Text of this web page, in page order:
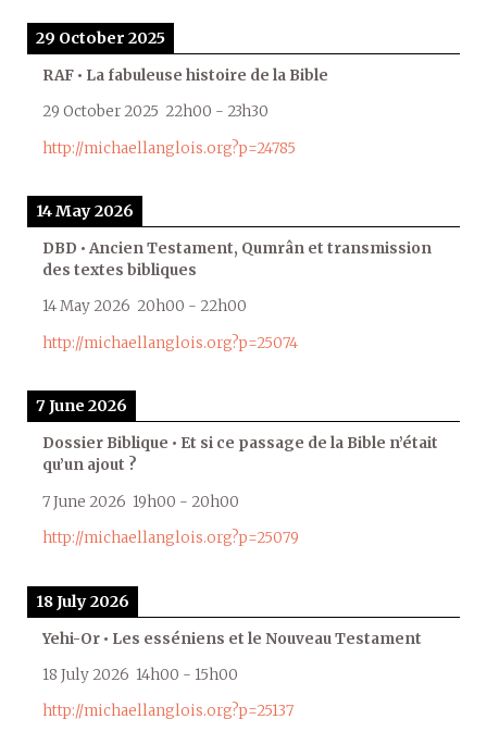
29 October 2025
RAF • La fabuleuse histoire de la Bible
29 October 2025 22h00 - 23h30
http://michaellanglois.org?p=24785
14 May 2026
DBD • Ancien Testament, Qumrân et transmission
des textes bibliques
14 May 2026 20h00 - 22h00
http://michaellanglois.org?p=25074
7 June 2026
Dossier Biblique • Et si ce passage de la Bible n’était
qu’un ajout ?
7 June 2026 19h00 - 20h00
http://michaellanglois.org?p=25079
18 July 2026
Yehi-Or • Les esséniens et le Nouveau Testament
18 July 2026 14h00 - 15h00
http://michaellanglois.org?p=25137